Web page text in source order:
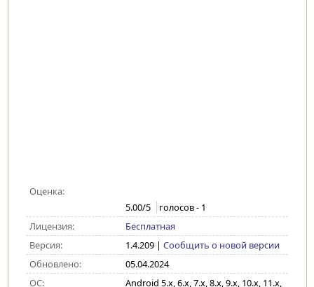
Оценка:
5.00/5 голосов - 1
Лицензия:
Бесплатная
Версия:
1.4.209| Сообщить о новой версии
Обновлено:
05.04.2024
ОС:
Android 5.x, 6.x, 7.x, 8.x, 9.x, 10.x, 11.x,